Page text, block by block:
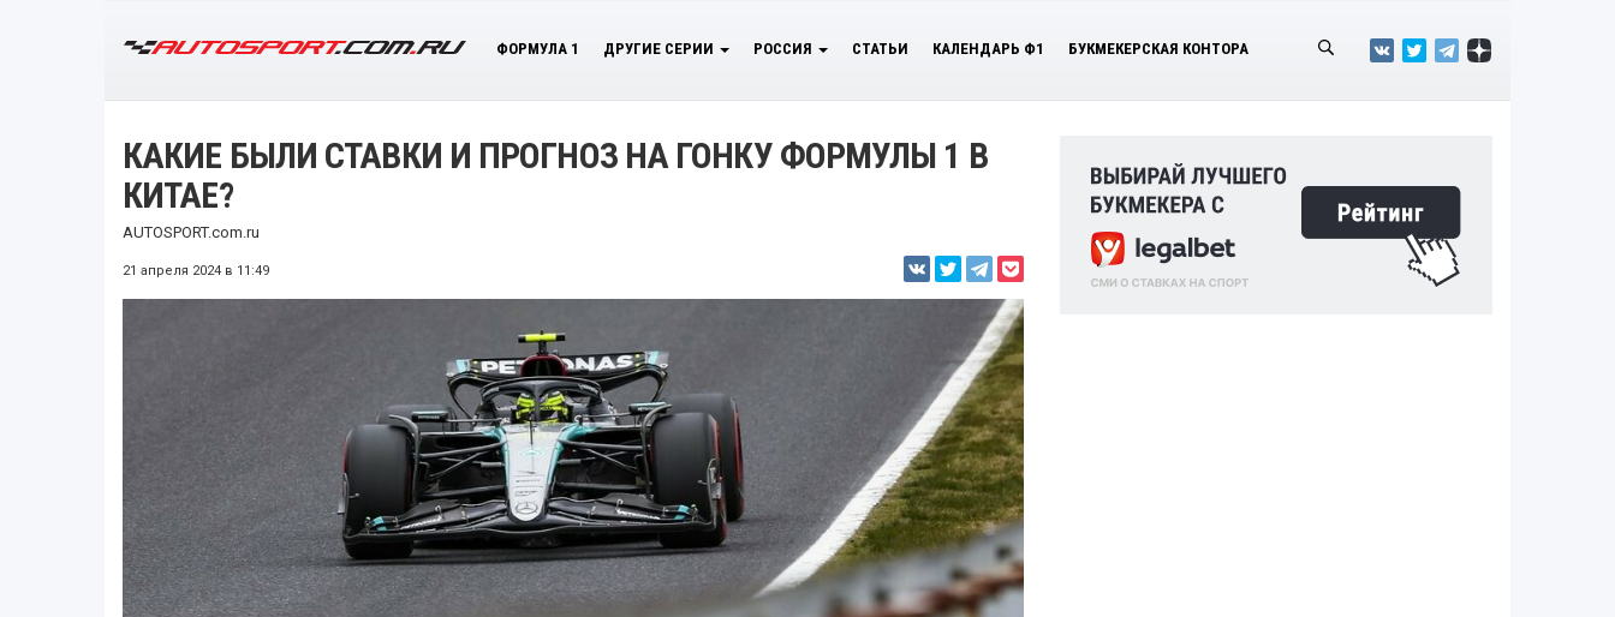
ФОРМУЛА 1 ДРУГИЕ СЕРИИ РОССИЯ СТАТЬИ КАЛЕНДАРЬ Ф1 БУКМЕКЕРСКАЯ КОНТОРА
КАКИЕ БЫЛИ СТАВКИ И ПРОГНОЗ НА ГОНКУ ФОРМУЛЫ 1 В
КИТАЕ?
AUTOSPORT.com.ru
21 апреля 2024 в 11:49